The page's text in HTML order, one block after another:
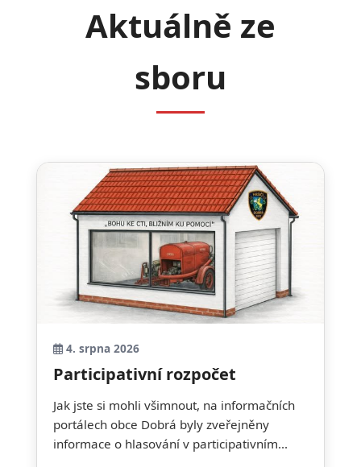
Aktuálně ze
sboru
4. srpna 2026
Participativní rozpočet
Jak jste si mohli všimnout, na informačních
portálech obce Dobrá byly zveřejněny
informace o hlasování v participativním...